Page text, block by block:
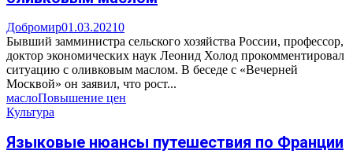
Добромир01.03.20210
Бывший замминистра сельского хозяйства России, профессор,
доктор экономических наук Леонид Холод прокомментировал
ситуацию с оливковым маслом. В беседе с «Вечерней
Москвой» он заявил, что рост...
маслоПовышение цен
Культура
Языковые нюансы путешествия по Франции